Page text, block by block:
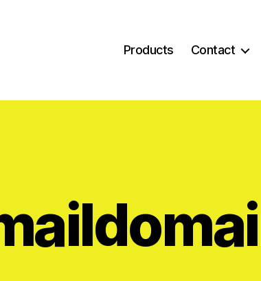
Products Contact